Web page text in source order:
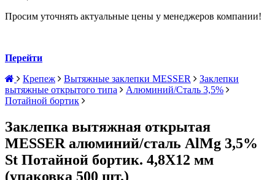
Просим уточнять актуальные цены у менеджеров компании!
Перейти
Крепеж
Вытяжные заклепки MESSER
Заклепки
вытяжные открытого типа
Алюминий/Сталь 3,5%
Потайной бортик
Заклепка вытяжная открытая
MESSER алюминий/сталь AlMg 3,5%
St Потайной бортик. 4,8X12 мм
(упаковка 500 шт.)